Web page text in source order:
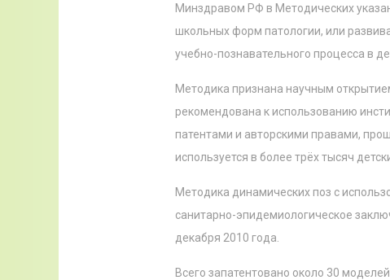
Минздравом РФ в Методических
школьных форм патологии, или
учебно-познавательного процесса в
Методика признана научным
рекомендована к использованию
патентами и авторскими правами,
используется в более трёх тысяч
Методика динамических поз с
санитарно-эпидемиологическое
декабря 2010 года.
Всего запатентовано около 30 моделей